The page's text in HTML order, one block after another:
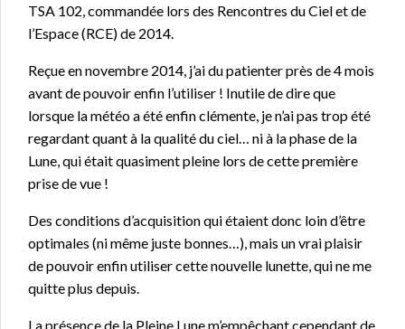
TSA 102, commandée lors des Rencontres du Ciel et de
l’Espace (RCE) de 2014.
Reçue en novembre 2014, j’ai du patienter près de 4 mois
avant de pouvoir enfin l’utiliser ! Inutile de dire que
lorsque la météo a été enfin clémente, je n’ai pas trop été
regardant quant à la qualité du ciel… ni à la phase de la
Lune, qui était quasiment pleine lors de cette première
prise de vue !
Des conditions d’acquisition qui étaient donc loin d’être
optimales (ni même juste bonnes…), mais un vrai plaisir
de pouvoir enfin utiliser cette nouvelle lunette, qui ne me
quitte plus depuis.
La présence de la Pleine Lune m’empêchant cependant de